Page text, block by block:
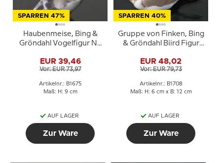
SPARREN 47%
Haubenmeise, Bing &
Gröndahl Vogelfigur Nr.
EUR 39,46
Vor: EUR 73,97
Artikelnr.: B1675
Maß: H: 9 cm
AUF LAGER
Zur Ware
SPARREN 40%
Gruppe von Finken, Bing
& Gröndahl Biird Figur
EUR 48,02
Vor: EUR 79,73
Artikelnr.: B1708
Maß: H: 6 cm x B: 12 cm
AUF LAGER
Zur Ware